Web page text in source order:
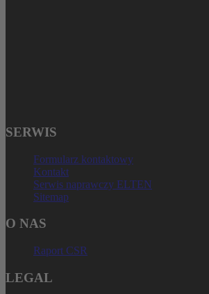
SERWIS
Formularz kontaktowy
Kontakt
Serwis naprawczy ELTEN
Sitemap
O NAS
Raport CSR
LEGAL